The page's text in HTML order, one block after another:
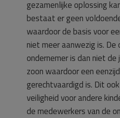
gezamenlijke oplossing
bestaat er geen
waardoor de basis voor
niet meer aanwezig is. De
ondernemer is dan niet
zoon waardoor een
gerechtvaardigd is. Dit
veiligheid voor andere
de medewerkers van de